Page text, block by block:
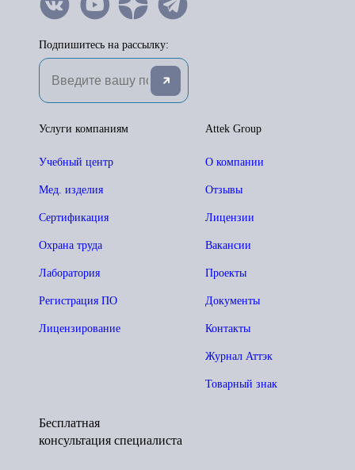
Подпишитесь на рассылку:
Attek Group
О компании
Отзывы
Лицензии
Вакансии
Проекты
Документы
Контакты
Журнал Аттэк
Товарный знак
Услуги компаниям
Учебный центр
Мед. изделия
Сертификация
Охрана труда
Лаборатория
Регистрация ПО
Лицензирование
Бесплатная
консультация специалиста